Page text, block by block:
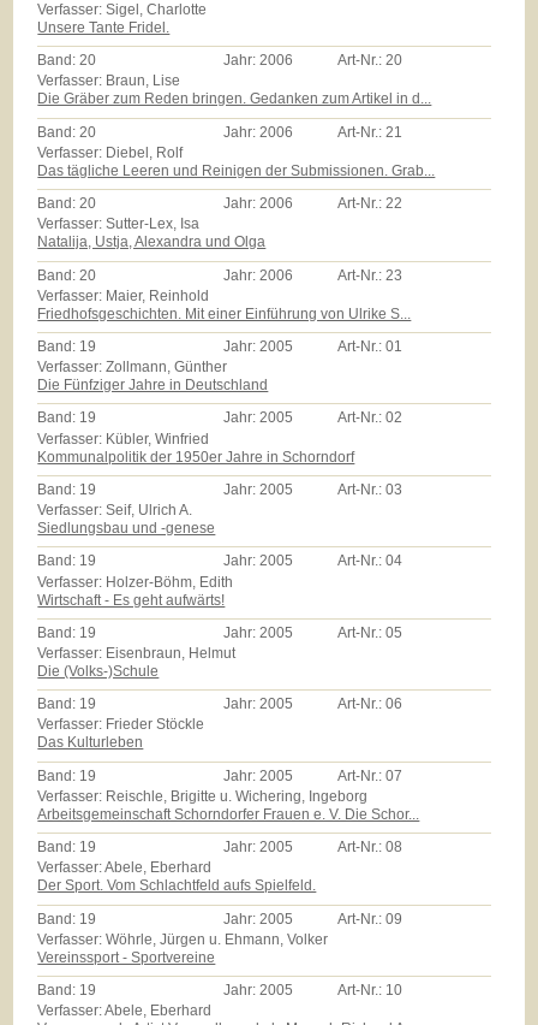
Verfasser: Sigel, Charlotte
Unsere Tante Fridel.
Band:20 Jahr:2006 Art-Nr.:20
Verfasser: Braun, Lise
Die Gräber zum Reden bringen. Gedanken zum Artikel in d...
Band: 20 Jahr: 2006 Art-Nr.: 21
Verfasser: Diebel, Rolf
Das tägliche Leeren und Reinigen der Submissionen. Grab...
Band:20 Jahr:2006 Art-Nr.:22
Verfasser: Sutter-Lex, Isa
Natalija, Ustja, Alexandra und Olga
Band: 20 Jahr: 2006 Art-Nr.: 23
Verfasser: Maier, Reinhold
Friedhofsgeschichten. Mit einer Einführung von Ulrike S...
Band: 19 Jahr:2005 Art-Nr.:01
Verfasser: Zollmann, Günther
Die Fünfziger Jahre in Deutschland
Band: 19 Jahr:2005 Art-Nr.:02
Verfasser: Kübler, Winfried
Kommunalpolitik der 1950er Jahre in Schorndorf
Band: 19 Jahr:2005 Art-Nr.:03
Verfasser: Seif, Ulrich A.
Siedlungsbau und -genese
Band: 19 Jahr:2005 Art-Nr.:04
Verfasser: Holzer-Böhm, Edith
Wirtschaft - Es geht aufwärts!
Band: 19 Jahr: 2005 Art-Nr.:05
Verfasser: Eisenbraun, Helmut
Die (Volks-)Schule
Band: 19 Jahr:2005 Art-Nr.:06
Verfasser: Frieder Stöckle
Das Kulturleben
Band: 19 Jahr: 2005 Art-Nr.:07
Verfasser: Reischle, Brigitte u. Wichering, Ingeborg
Arbeitsgemeinschaft Schorndorfer Frauen e. V. Die Schor...
Band: 19 Jahr:2005 Art-Nr.:08
Verfasser: Abele, Eberhard
Der Sport. Vom Schlachtfeld aufs Spielfeld.
Band: 19 Jahr: 2005 Art-Nr.:09
Verfasser: Wöhrle, Jürgen u. Ehmann, Volker
Vereinssport - Sportvereine
Band: 19 Jahr:2005 Art-Nr.: 10
Verfasser: Abele, Eberhard